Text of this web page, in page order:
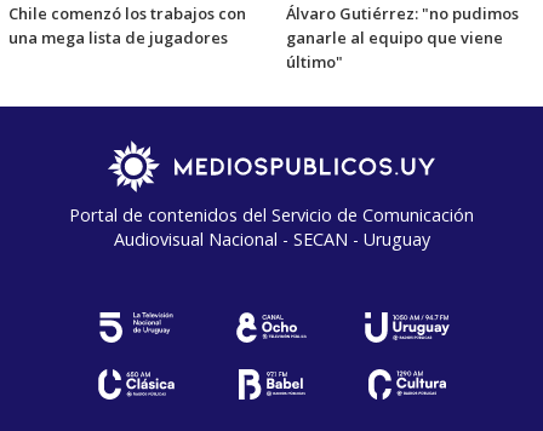
Chile comenzó los trabajos con
una mega lista de jugadores
Álvaro Gutiérrez: "no pudimos
ganarle al equipo que viene
último"
Portal de contenidos del Servicio de Comunicación
Audiovisual Nacional - SECAN - Uruguay